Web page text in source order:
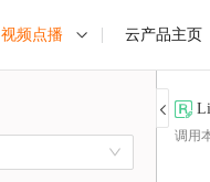
视频点播 云产品主页
调用